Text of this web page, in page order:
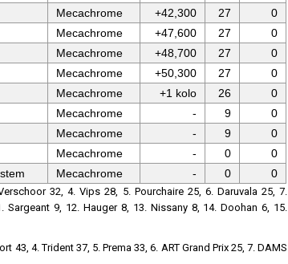
Mecachrome +42,300 27
0
Mecachrome +47,600 27
0
Mecachrome +48,700 27
0
Mecachrome +50,300 27
0
Mecachrome +1 kolo 26
0
Mecachrome - 9
0
Mecachrome - 9
0
Mecachrome - 0
0
Mecachrome - 0 0
32, 4. Vips 28, 5. Pourchaire 25, 6. Daruvala 25, 7.
9, 12. Hauger 8, 13. Nissany 8, 14. Doohan 6, 15.
43, 4. Trident 37, 5. Prema 33, 6. ART Grand Prix 25, 7. DAMS